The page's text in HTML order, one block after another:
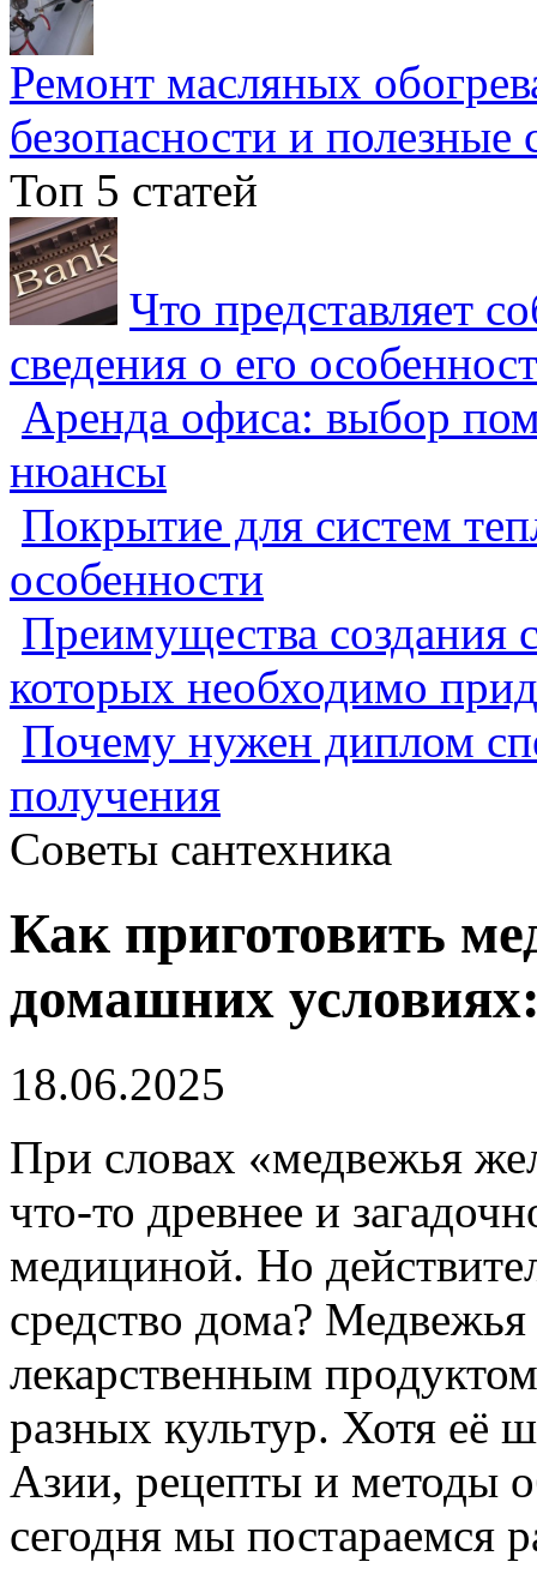
Ремонт масляных
безопасности и полезные
Топ 5 статей
Что представляет
сведения о его
Аренда офиса: выбор
нюансы
Покрытие для систем
особенности
Преимущества создания
которых необходимо
Почему нужен диплом
получения
Советы сантехника
Как приготовить
домашних
18.06.2025
При словах «медвежья
что-то древнее и
медициной. Но
средство дома?
лекарственным
разных культур. Хотя её
Азии, рецепты и методы
сегодня мы постараемся